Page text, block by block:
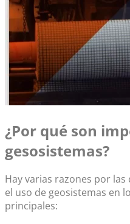
¿Por qué son
gesosistemas?
Hay varias razones por
el uso de geosistemas en
principales: